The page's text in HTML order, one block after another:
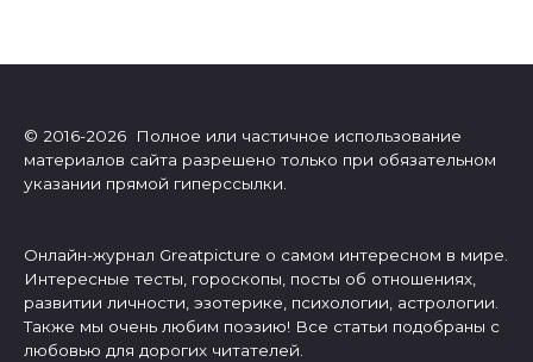
© 2016-2026 Полное или частичное использование
материалов сайта разрешено только при обязательном
указании прямой гиперссылки.
Онлайн-журнал Greatpicture о самом интересном в мире.
Интересные тесты, гороскопы, посты об отношениях,
развитии личности, эзотерике, психологии, астрологии.
Также мы очень любим поэзию! Все статьи подобраны с
любовью для дорогих читателей.